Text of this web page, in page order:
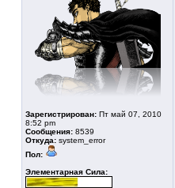
Зарегистрирован: Пт май 07, 2010
8:52 pm
Сообщения: 8539
Откуда: system_error
Пол:
Элементарная Сила: